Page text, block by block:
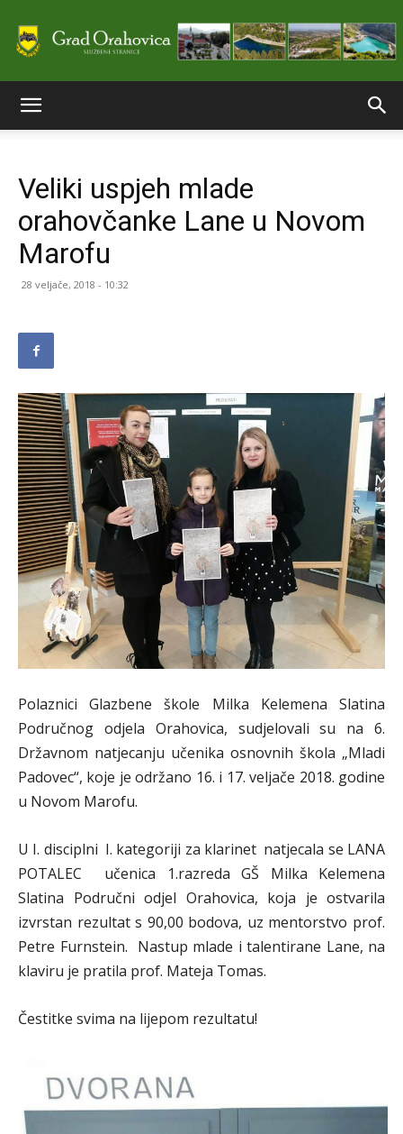
stranice
Veliki uspjeh mlade
orahovčanke Lane u Novom
Marofu
28 veljače, 2018 - 10:32
Polaznici Glazbene škole Milka Kelemena Slatina
Područnog odjela Orahovica, sudjelovali su na 6.
Državnom natjecanju učenika osnovnih škola „Mladi
Padovec“, koje je održano 16. i 17. veljače 2018. godine
u Novom Marofu.
U I. disciplni I. kategoriji za klarinet natjecala se LANA
POTALEC
učenica 1.razreda GŠ Milka Kelemena
Slatina Područni odjel Orahovica, koja je ostvarila
izvrstan rezultat s 90,00 bodova, uz mentorstvo prof.
Petre Furnstein. Nastup mlade i talentirane Lane, na
klaviru je pratila prof. Mateja Tomas.
Čestitke svima na lijepom rezultatu!